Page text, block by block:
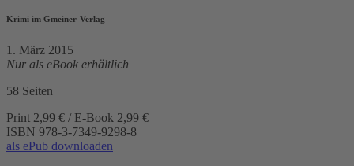
Krimi im Gmeiner-Verlag
1. März 2015
Nur als eBook erhältlich
58 Seiten
Print 2,99 € / E-Book 2,99 €
ISBN 978-3-7349-9298-8
als ePub downloaden